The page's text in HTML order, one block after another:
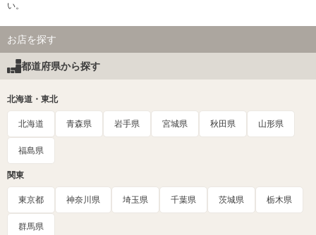
い。
お店を探す
都道府県から探す
北海道・東北
北海道 青森県 岩手県 宮城県 秋田県 山形県
福島県
関東
東京都 神奈川県 埼玉県 千葉県 茨城県 栃木県
群馬県